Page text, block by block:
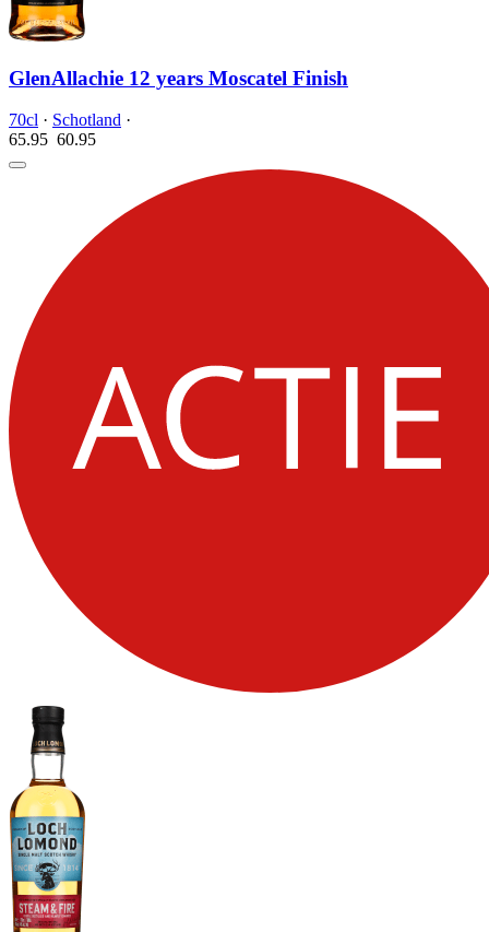
GlenAllachie 12 years Moscatel Finish
70cl · Schotland ·
65.95 60.95